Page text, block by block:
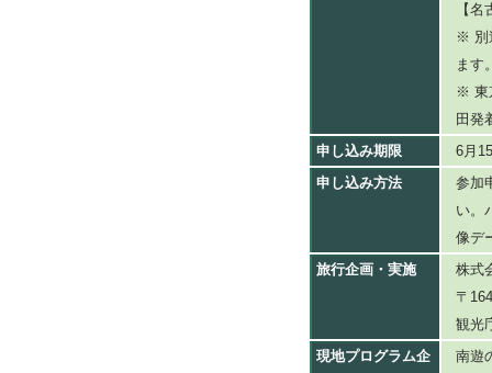
【
※ 別
ます
※ 東
田発
申し込み期限
6月
申し込み方法
参加
い。
像デ
旅行企画・実施
株式
〒
観光
現地プログラム企
南遊